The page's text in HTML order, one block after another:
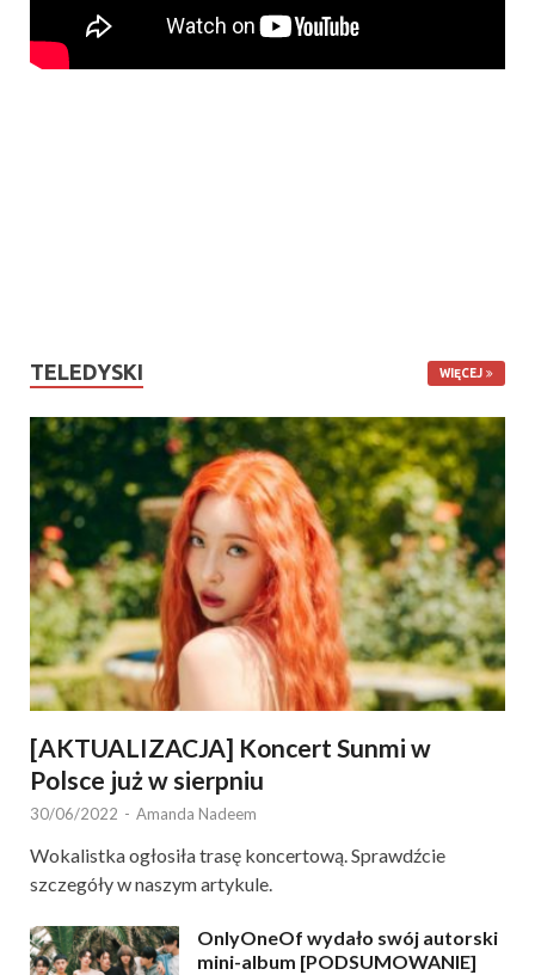
TELEDYSKI WIĘCEJ
[AKTUALIZACJA] Koncert Sunmi w
Polsce już w sierpniu
30/06/2022 - Amanda Nadeem
Wokalistka ogłosiła trasę koncertową. Sprawdźcie
szczegóły w naszym artykule.
OnlyOneOf wydało swój autorski
mini-album [PODSUMOWANIE]